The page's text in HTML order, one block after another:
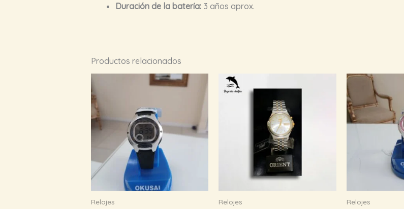
Duración de la batería:3 años aprox.
Productos relacionados
Relojes Relojes Relojes